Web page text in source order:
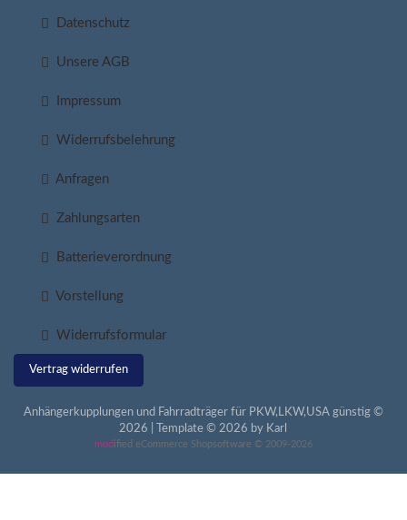
Datenschutz
Unsere AGB
Impressum
Widerrufsbelehrung
Anfragen
Zahlungsarten
Batterieverordnung
Vorstellung
Widerrufsformular
Vertrag widerrufen
Anhängerkupplungen und Fahrradträger für PKW,LKW,USA günstig ©
2026 | Template © 2026 by Karl
mod ified eCommerce Shopsoftware © 2009-2026